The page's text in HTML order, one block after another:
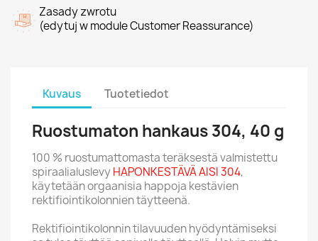
Zasady zwrotu
(edytuj w module Customer Reassurance)
Kuvaus Tuotetiedot
Ruostumaton hankaus 304, 40 g
100 % ruostumattomasta teräksestä valmistettu
spiraalialuslevyHAPONKESTÄVÄ AISI 304,
käytetään orgaanisia happoja kestävien
rektifiointikolonnien täytteenä.
Rektifiointikolonnin tilavuuden hyödyntämiseksi